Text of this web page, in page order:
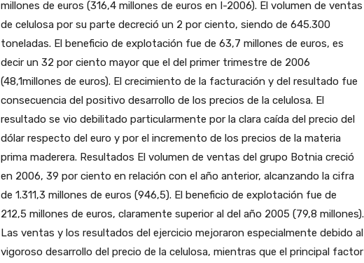
millones de euros (316,4 millones de euros en I-2006). El volumen de ventas
de celulosa por su parte decreció un 2 por ciento, siendo de 645.300
toneladas. El beneficio de explotación fue de 63,7 millones de euros, es
decir un 32 por ciento mayor que el del primer trimestre de 2006
(48,1millones de euros). El crecimiento de la facturación y del resultado fue
consecuencia del positivo desarrollo de los precios de la celulosa. El
resultado se vio debilitado particularmente por la clara caída del precio del
dólar respecto del euro y por el incremento de los precios de la materia
prima maderera. Resultados El volumen de ventas del grupo Botnia creció
en 2006, 39 por ciento en relación con el año anterior, alcanzando la cifra
de 1.311,3 millones de euros (946,5). El beneficio de explotación fue de
212,5 millones de euros, claramente superior al del año 2005 (79,8 millones).
Las ventas y los resultados del ejercicio mejoraron especialmente debido al
vigoroso desarrollo del precio de la celulosa, mientras que el principal factor